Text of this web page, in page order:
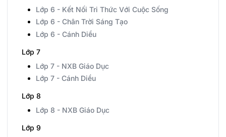
Lớp 6 - Kết Nối Tri Thức Với Cuộc Sống
Lớp 6 - Chân Trời Sáng Tạo
Lớp 6 - Cánh Diều
Lớp 7
Lớp 7 - NXB Giáo Dục
Lớp 7 - Cánh Diều
Lớp 8
Lớp 8 - NXB Giáo Dục
Lớp 9